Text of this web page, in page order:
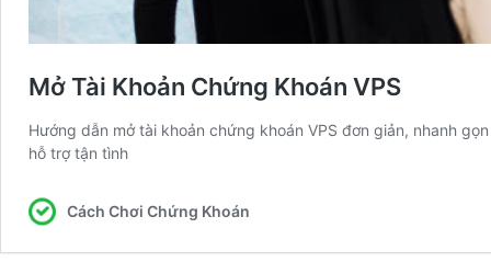
Mở Tài Khoản Chứng Khoán VPS
Hướng dẫn mở tài khoản chứng khoán VPS đơn giản, nhanh
hỗ trợ tận tình
Cách Chơi Chứng Khoán